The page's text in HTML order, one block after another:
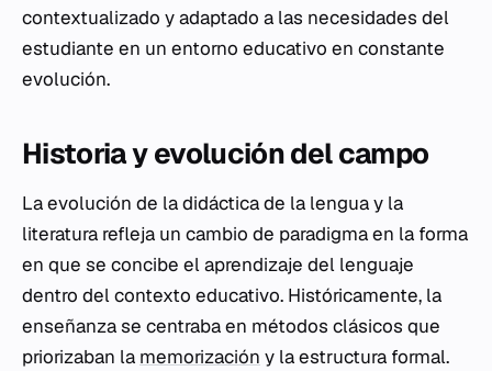
contextualizado y adaptado a las necesidades del
estudiante en un entorno educativo en constante
evolución.
Historia y evolución del campo
La evolución de la didáctica de la lengua y la
literatura refleja un cambio de paradigma en la forma
en que se concibe el aprendizaje del lenguaje
dentro del contexto educativo. Históricamente, la
enseñanza se centraba en métodos clásicos que
priorizaban la memorización y la estructura formal.